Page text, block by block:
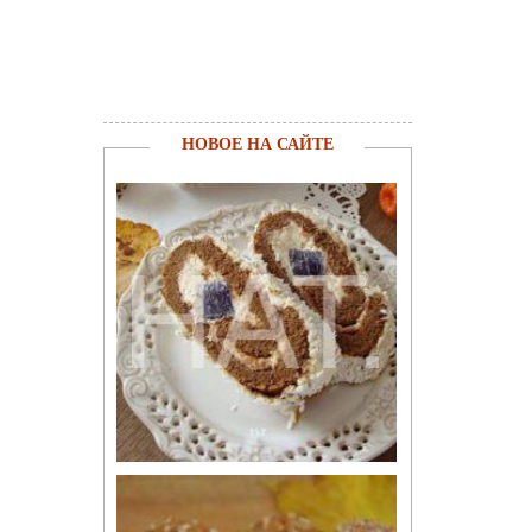
НОВОЕ НА САЙТЕ